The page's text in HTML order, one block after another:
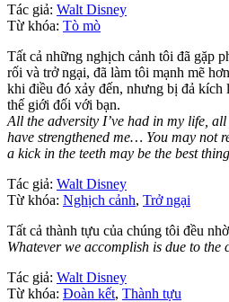
Tác giả: Walt Disney
Từ khóa: Tò mò
Tất cả những nghịch cảnh tôi đã gặp
rối và trở ngại, đã làm tôi mạnh mẽ
khi điều đó xảy đến, nhưng bị đả kích
thế giới đối với bạn.
All the adversity I’ve had in my life, all
have strengthened me… You may not
a kick in the teeth may be the best
Tác giả: Walt Disney
Từ khóa: Nghịch cảnh, Trở ngại
Tất cả thành tựu của chúng tôi đều
Whatever we accomplish is due to the
Tác giả: Walt Disney
Từ khóa: Đoàn kết, Thành tựu